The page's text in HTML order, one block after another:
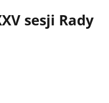
sesji Rady